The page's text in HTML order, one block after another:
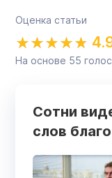
Оценка статьи
На основе 55
Сотни
слов